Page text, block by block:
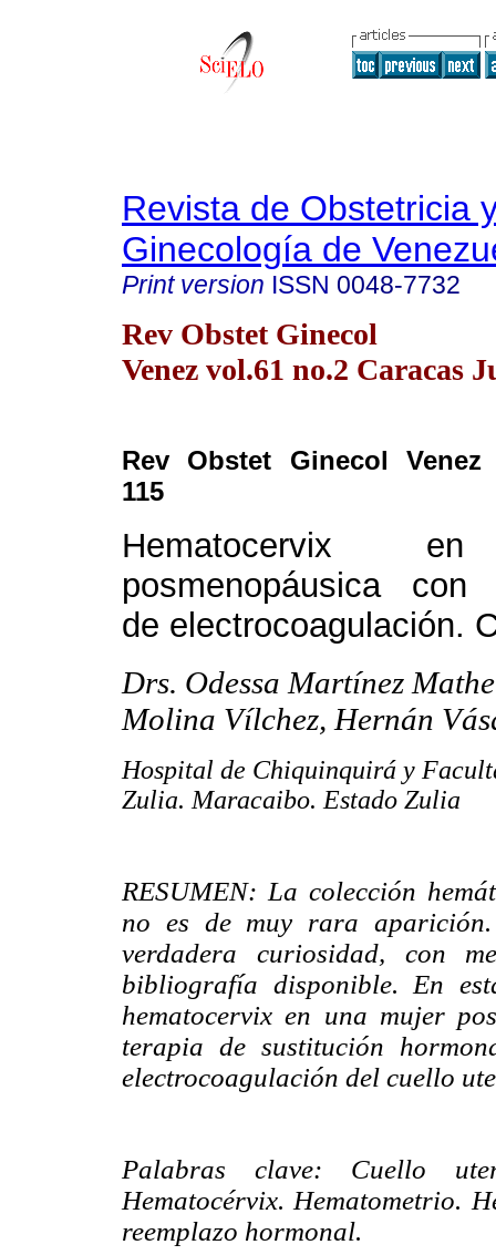
Revista de Obstetricia
Ginecología de
Print version ISSN 0048-7732
Rev Obstet Ginecol
Venez vol.61 no.2 Caracas
Rev Obstet Ginecol Venez
115
Hematocervix
posmenopáusica con
de electrocoagulación.
Drs. Odessa Martínez
Molina Vílchez, Hernán
Hospital de Chiquinquirá y
Zulia. Maracaibo. Estado Zulia
RESUMEN: La colección
no es de muy rara
verdadera curiosidad, con
bibliografía disponible. En
hematocervix en una mujer
terapia de sustitución
electrocoagulación del cuello
Palabras clave: Cuello
Hematocérvix. Hematometrio.
reemplazo hormonal.